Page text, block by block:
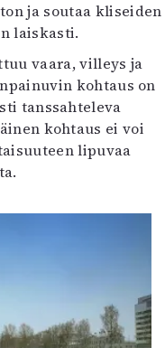
ja soutaa kliseiden
laiskasti.
vaara, villeys ja
kohtaus on
tanssahteleva
kohtaus ei voi
lipuvaa